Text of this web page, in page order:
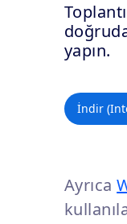
yapın.
İndir
Ayrıca